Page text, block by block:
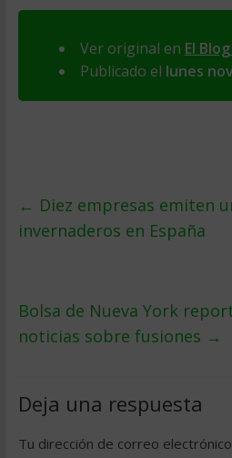
Ver original en El
Publicado el lunes
← Diez empresas emiten
invernaderos en España
Bolsa de Nueva York
noticias sobre fusiones →
Deja una respuesta
Tu dirección de correo